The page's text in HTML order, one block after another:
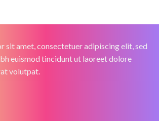
sit amet, consectetuer adipiscing elit, sed
euismod tincidunt ut laoreet dolore
volutpat.